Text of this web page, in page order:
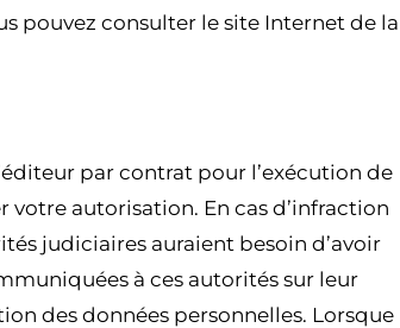
pouvez consulter le site Internet de la
par contrat pour l’exécution de
votre autorisation. En cas d’infraction
judiciaires auraient besoin d’avoir
à ces autorités sur leur
des données personnelles. Lorsque